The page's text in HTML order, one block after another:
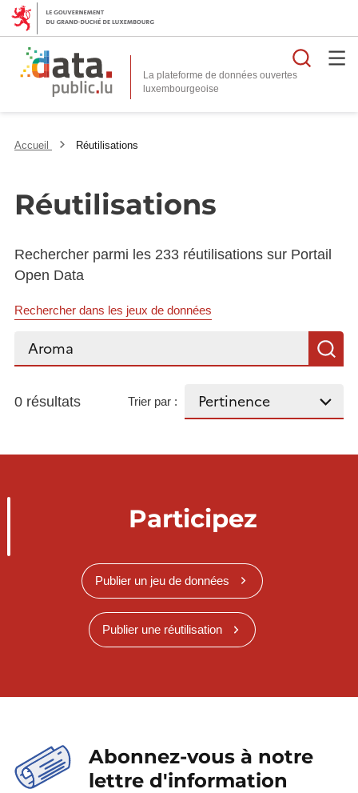
La plateforme de données ouvertes
Accueil Réutilisations
Réutilisations
Rechercher parmi les 233 réutilisations sur Portail
Open Data
Rechercher dans les jeux de données
Rechercher...
0 résultats Trier par :
Participez
Publier un jeu de données
Publier une réutilisation
Abonnez-vous à notre
lettre d'information